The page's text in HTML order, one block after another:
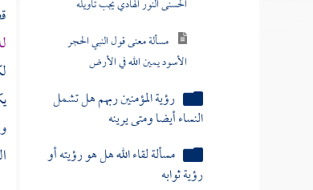
الحسنى النور الهادي يجب تأويله
مسألة معنى قول النبي الحجر
الأسود يمين الله في الأرض
رؤية المؤمنين ربهم هل تشمل
النساء أيضا ومتى يرينه
مسألة لقاء الله هل هو رؤيته أو
رؤية ثوابه